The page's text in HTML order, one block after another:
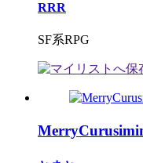
RRR
SF系RPG